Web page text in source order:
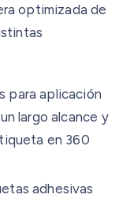
optimizada de
para aplicación
largo alcance y
en 360
adhesivas